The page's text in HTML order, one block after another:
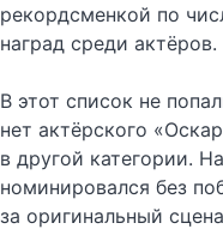
рекордсменкой по
наград среди актёров.
В этот список не
нет актёрского
в другой категории.
номинировался без
за оригинальный